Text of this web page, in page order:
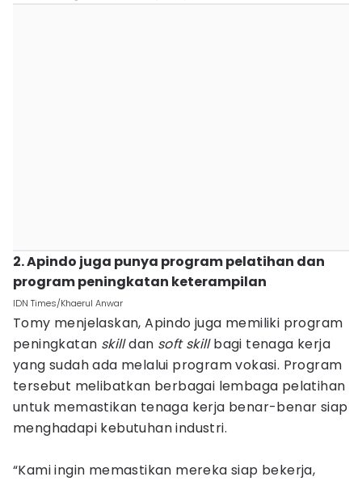
2. Apindo juga punya program pelatihan dan
program peningkatan keterampilan
IDN Times/Khaerul Anwar
Tomy menjelaskan, Apindo juga memiliki program
peningkatan skilldan soft skillbagi tenaga kerja
yang sudah ada melalui program vokasi. Program
tersebut melibatkan berbagai lembaga pelatihan
untuk memastikan tenaga kerja benar-benar siap
menghadapi kebutuhan industri.
“Kami ingin memastikan mereka siap bekerja,